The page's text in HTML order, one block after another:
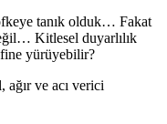
tanık olduk… Fakat
Kitlesel duyarlılık
yürüyebilir?
ve acı verici